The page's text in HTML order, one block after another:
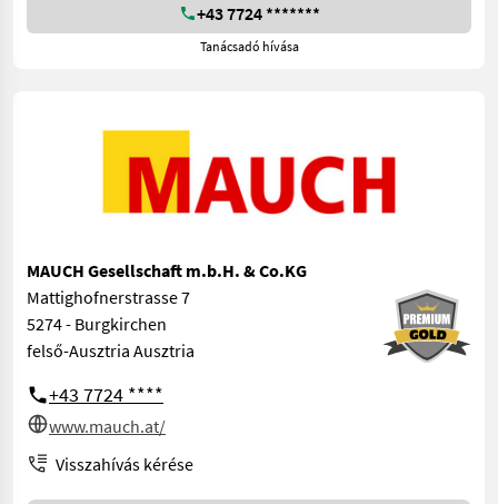
+43 7724 *******
Tanácsadó hívása
MAUCH Gesellschaft m.b.H. & Co.KG
Mattighofnerstrasse 7
5274 - Burgkirchen
felső-Ausztria Ausztria
+43 7724 ****
www.mauch.at/
Visszahívás kérése